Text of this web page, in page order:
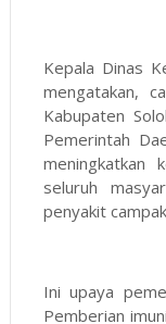
Kepala Dinas
mengatakan,
Kabupaten
Pemerintah
meningkatkan
seluruh
penyakit
Ini upaya
Pemberian